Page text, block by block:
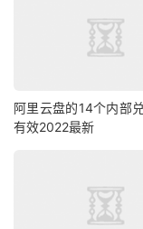
阿里云盘的14个内部
有效2022最新